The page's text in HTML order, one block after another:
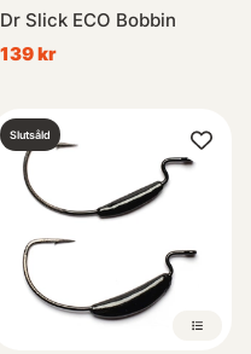
Dr Slick ECO Bobbin
139 kr
Slutsåld